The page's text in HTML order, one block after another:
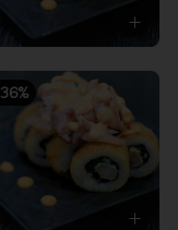
36%